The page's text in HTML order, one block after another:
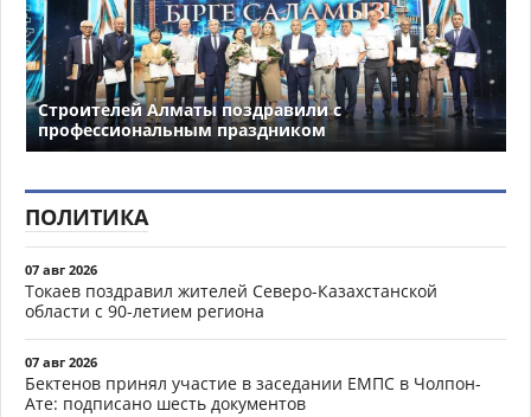
Строителей Алматы поздравили с
профессиональным праздником
ПОЛИТИКА
07 авг 2026
Токаев поздравил жителей Северо-Казахстанской
области с 90-летием региона
07 авг 2026
Бектенов принял участие в заседании ЕМПС в Чолпон-
Ате: подписано шесть документов